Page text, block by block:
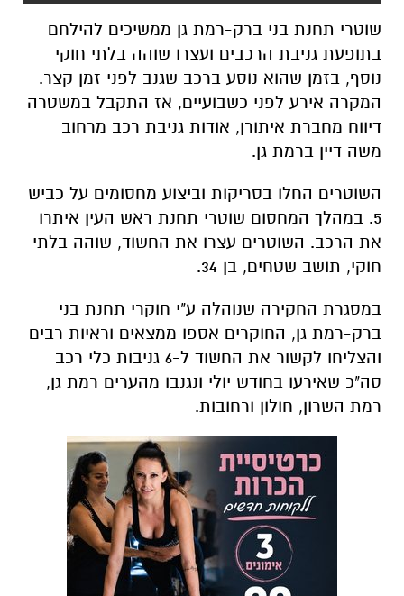
שוטרי תחנת בני ברק-רמת גן ממשיכים להילחם
בתופעת גניבת הרכבים ועצרו שוהה בלתי חוקי
נוסף, בזמן שהוא נוסע ברכב שגנב לפני זמן קצר.
המקרה אירע לפני כשבועיים, אז התקבל במשטרה
דיווח מחברת איתורן, אודות גניבת רכב מרחוב
משה דיין ברמת גן.
השוטרים החלו בסריקות וביצוע מחסומים על כביש
5. במהלך המחסום שוטרי תחנת ראש העין איתרו
את הרכב. השוטרים עצרו את החשוד, שוהה בלתי
חוקי, תושב שטחים, בן 34.
במסגרת החקירה שנוהלה ע"י חוקרי תחנת בני
ברק-רמת גן, החוקרים אספו ממצאים וראיות רבים
והצליחו לקשור את החשוד ל-6 גניבות כלי רכב
סה"כ שאירעו בחודש יולי ונגנבו מהערים רמת גן,
רמת השרון, חולון ורחובות.